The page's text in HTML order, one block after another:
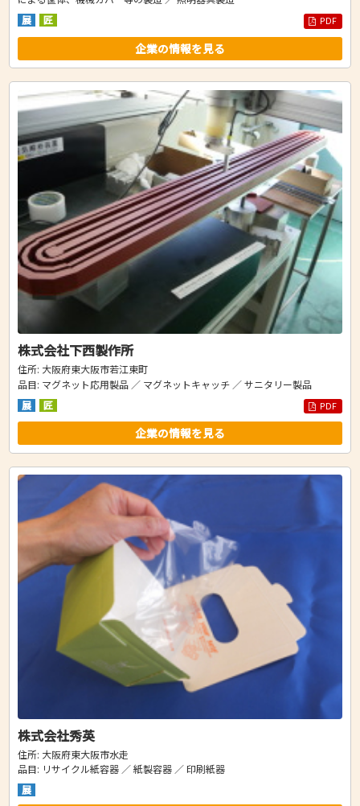
展
匠 PDF
企業の情報を見る
株式会社下西製作所
住所: 大阪府東大阪市若江東町
品目: マグネット応用製品 ／ マグネットキャッチ ／ サニタリー製品
展
匠 PDF
企業の情報を見る
株式会社秀英
住所: 大阪府東大阪市水走
品目: リサイクル紙容器 ／ 紙製容器 ／ 印刷紙器
展